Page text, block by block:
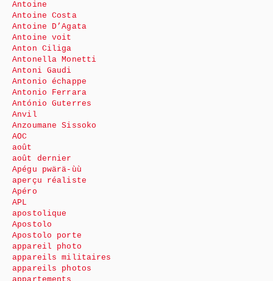
Antoine
Antoine Costa
Antoine D’Agata
Antoine voit
Anton Ciliga
Antonella Monetti
Antoni Gaudi
Antonio échappe
Antonio Ferrara
António Guterres
Anvil
Anzoumane Sissoko
AOC
août
août dernier
Apégu pwärä-ùù
aperçu réaliste
Apéro
APL
apostolique
Apostolo
Apostolo porte
appareil photo
appareils militaires
appareils photos